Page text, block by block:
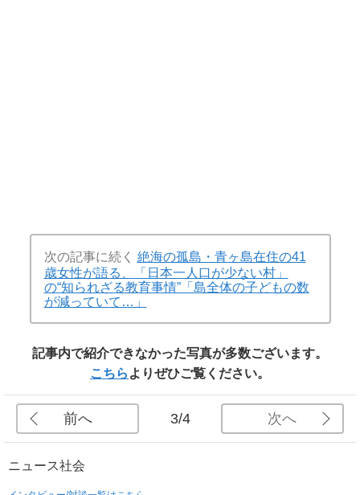
次の記事に続く 絶海の孤島・青ヶ島在住の41
歳女性が語る、「日本一人口が少ない村」
の“知られざる教育事情”「島全体の子どもの数
が減っていて…」
記事内で紹介できなかった写真が多数ございます。
こちら よりぜひご覧ください。
前へ 3/4 次へ
ニュース社会